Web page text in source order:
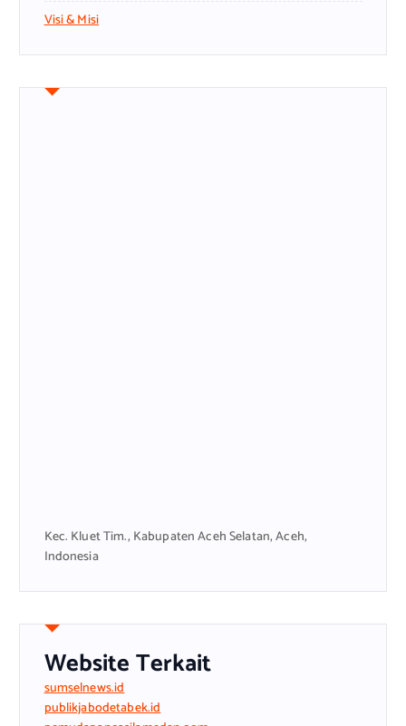
Visi & Misi
Kec. Kluet Tim., Kabupaten Aceh Selatan, Aceh,
Indonesia
Website Terkait
sumselnews.id
publikjabodetabek.id